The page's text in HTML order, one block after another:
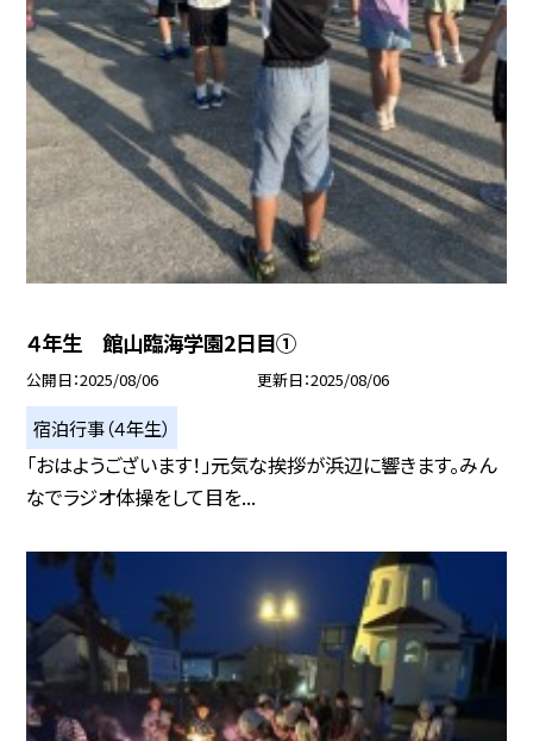
４年生 館山臨海学園2日目①
公開日 2025/08/06 更新日 2025/08/06
宿泊行事（４年生）
「おはようございます！」元気な挨拶が浜辺に響きます。みん
なでラジオ体操をして目を...